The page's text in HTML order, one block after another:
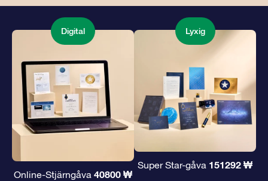
Digital
Online-Stjärngåva 40800 ₩
Lyxig
Super Star-gåva 151292 ₩